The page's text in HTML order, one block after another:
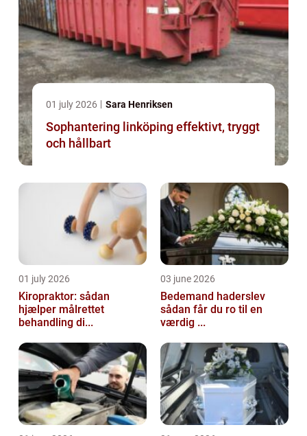
01 july 2026 Sara Henriksen
Sophantering linköping effektivt, tryggt
och hållbart
01 july 2026
Kiropraktor: sådan
hjælper målrettet
behandling di...
03 june 2026
Bedemand haderslev
sådan får du ro til en
værdig ...